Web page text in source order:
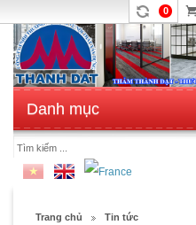
0
Danh mục
Trang chủ Tin tức